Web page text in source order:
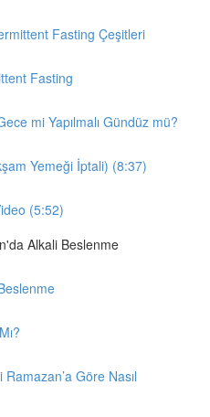
Fasting Çeşitleri
Fasting
mi Yapılmalı Gündüz mü?
Yemeği İptali) (8:37)
(5:52)
Alkali Beslenme
Göre Nasıl